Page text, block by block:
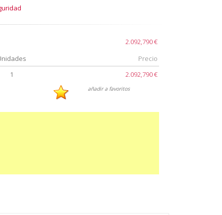
2.092,790 €
Precio
1
2.092,790 €
añadir a favoritos